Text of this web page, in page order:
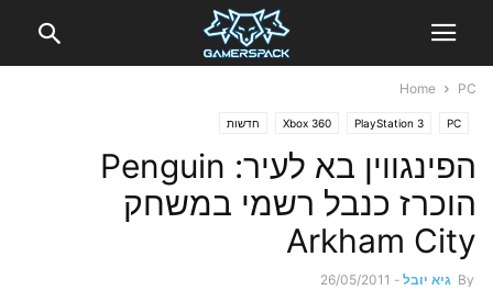
Home PC
PC
PlayStation 3
Xbox 360 חדשות
הפינגווין בא לעיר: Penguin
הוכרז כנבל רשמי במשחק
Arkham City
By גיא יובל -
26/05/2011